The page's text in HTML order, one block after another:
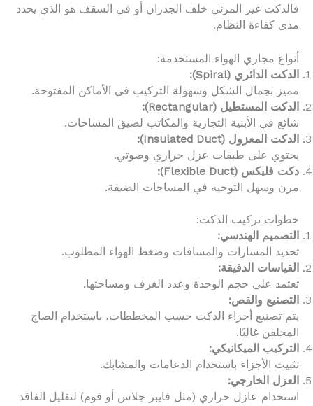
فالدكت غير المرئي خلف الجدران أو في السقف هو الذي يحدد
مدى كفاءة النظام.
أنواع مجاري الهواء المستخدمة:
الدكت الدائري (Spiral):
مميز بجمال الشكل وسهولة التركيب في الأماكن المفتوحة.
الدكت المستطيل (Rectangular):
شائع في الأبنية التجارية والمكاتب لضيق المساحات.
الدكت المعزول (Insulated Duct):
يحتوي على طبقات عزل حراري وصوتي.
دكت فليكس (Flexible Duct):
مرن وسهل التوجيه في المساحات الضيقة.
خطوات تركيب الدكت:
التصميم الهندسي:
تحديد المسارات والمسافات وضغط الهواء المطلوب.
القياسات الدقيقة:
تعتمد على حجم الوحدة وعدد الغرف ومساحتها.
التصنيع والقص:
يتم تصنيع أجزاء الدكت حسب المخططات، باستخدام الصاج
المجلفن غالبًا.
التركيب الميكانيكي:
تثبيت الأجزاء باستخدام الدعامات والمشابك.
العزل الخارجي:
استخدام عازل حراري (مثل فايبر جلاس أو فوم) لتقليل الفاقد